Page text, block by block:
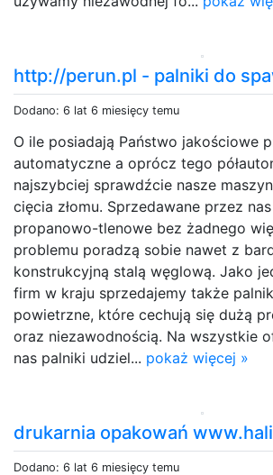
http://perun.pl - palniki do
Dodano: 6 lat 6 miesięcy temu
O ile posiadają Państwo jakościowe
automatyczne a oprócz tego
najszybciej sprawdźcie nasze
cięcia złomu. Sprzedawane przez
propanowo-tlenowe bez żadnego
problemu poradzą sobie nawet z
konstrukcyjną stalą węglową. Jako
firm w kraju sprzedajemy także
powietrzne, które cechują się dużą
oraz niezawodnością. Na wszystkie
nas palniki udziel... pokaż więcej »
drukarnia opakowań
Dodano: 6 lat 6 miesięcy temu